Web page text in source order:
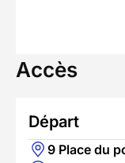
Accès
Départ
9 Place du